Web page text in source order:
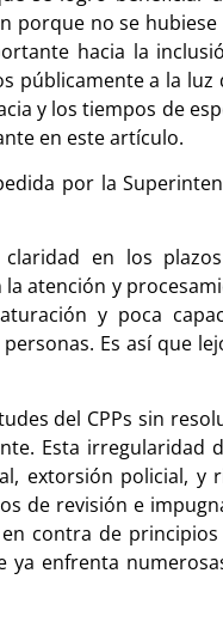
porque no se
hacia la
públicamente a la luz
y los tiempos de
en este artículo.
por la
en los
atención y
y poca
Es así que
del CPPs sin
Esta irregularidad
extorsión policial, y
de revisión e
contra de
enfrenta